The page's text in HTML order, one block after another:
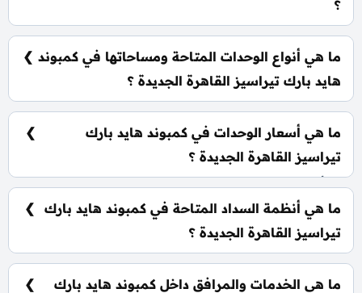
؟
يقع كمبوند هايد بارك تيراسيز القاهرة الجديدة في قلب
منطقة التجمع الخامس.
ما هي أنواع الوحدات المتاحة ومساحاتها في كمبوند
هايد بارك تيراسيز القاهرة الجديدة ؟
يضم الكمبوند مجموعة متنوعة من الوحدات السكنية،
من 218 متر² فلل مستقلة: تبدأ من 240 متر²
ما هي أسعار الوحدات في كمبوند هايد بارك
تيراسيز القاهرة الجديدة ؟
تبدأ الأسعار من 21,900,000 جنيه وتختلف حسب نوع
الوحدة والمساحة، كما أن الأسعار قابلة للتغيير حسب
تطورات السوق.
ما هي أنظمة السداد المتاحة في كمبوند هايد بارك
تيراسيز القاهرة الجديدة ؟
يمكنك حجز وحدتك بدفع مقدم 5% فقط، كما يتم تقسيط
الباقي على فترة تصل إلي 10 سنوات بدون أي فوائد.
ما هي الخدمات والمرافق داخل كمبوند هايد بارك